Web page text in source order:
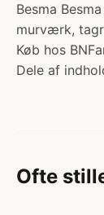
Besma
murværk,
Køb hos
Dele af
Ofte